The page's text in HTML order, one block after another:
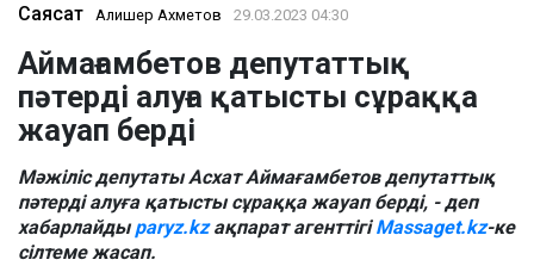
ОҚИҒА
News
Саясат Алишер Ахметов 29.03.2023 04:30
Аймағамбетов депутаттық
пәтерді алуға қатысты сұраққа
жауап берді
Мәжіліс депутаты Асхат Аймағамбетов депутаттық
пәтерді алуға қатысты сұраққа жауап берді, - деп
хабарлайды paryz.kzақпарат агенттігіMassaget.kz-ке
сілтеме жасап.